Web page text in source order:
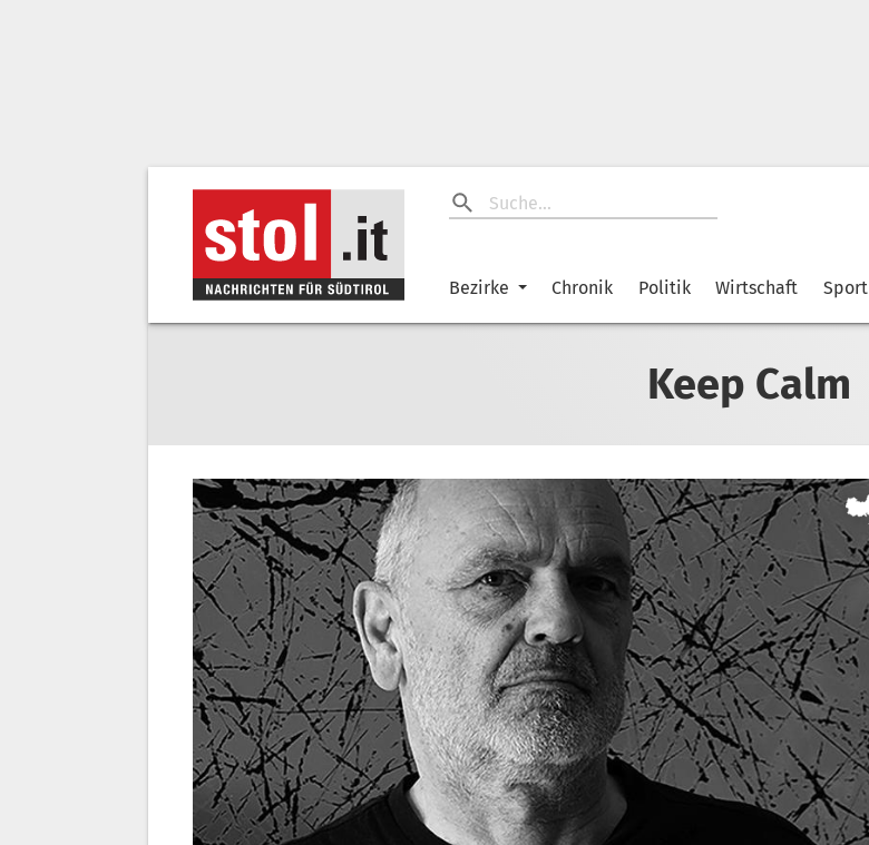
Bezirke Chronik Politik Wirtschaft Sport
Keep Calm